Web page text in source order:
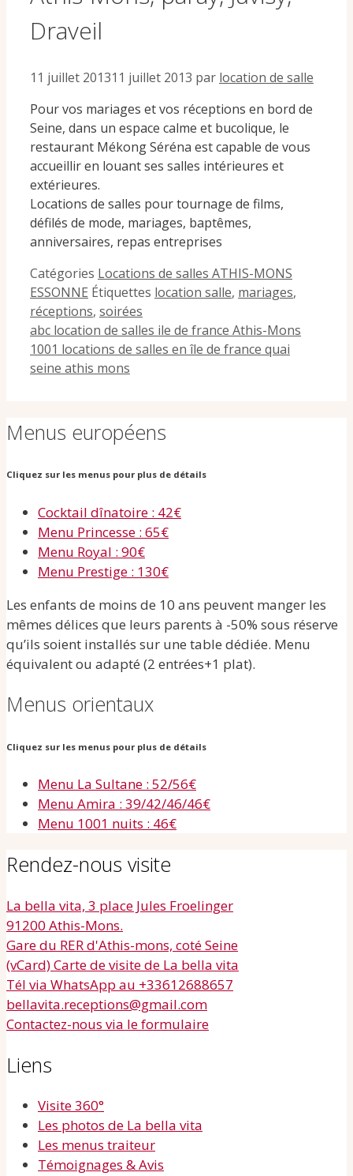
Draveil
11 juillet 201311 juillet 2013 par location de salle
Pour vos mariages et vos réceptions en bord de
Seine, dans un espace calme et bucolique, le
restaurant Mékong Séréna est capable de vous
accueillir en louant ses salles intérieures et
extérieures.
Locations de salles pour tournage de films,
défilés de mode, mariages, baptêmes,
anniversaires, repas entreprises
Catégories Locations de salles ATHIS-MONS
ESSONNE Étiquettes location salle, mariages,
réceptions, soirées
abc location de salles ile de france Athis-Mons
1001 locations de salles en île de france quai
seine athis mons
Menus européens
Cliquez sur les menus pour plus de détails
Cocktail dînatoire : 42€
Menu Princesse : 65€
Menu Royal : 90€
Menu Prestige : 130€
Les enfants de moins de 10 ans peuvent manger les
mêmes délices que leurs parents à -50% sous réserve
qu’ils soient installés sur une table dédiée. Menu
équivalent ou adapté (2 entrées+1 plat).
Menus orientaux
Cliquez sur les menus pour plus de détails
Menu La Sultane : 52/56€
Menu Amira : 39/42/46/46€
Menu 1001 nuits : 46€
Rendez-nous visite
La bella vita, 3 place Jules Froelinger
91200 Athis-Mons.
Gare du RER d'Athis-mons, coté Seine
(vCard) Carte de visite de La bella vita
Tél via WhatsApp au +33612688657
bellavita.receptions@gmail.com
Contactez-nous via le formulaire
Liens
Visite 360°
Les photos de La bella vita
Les menus traiteur
Témoignages & Avis